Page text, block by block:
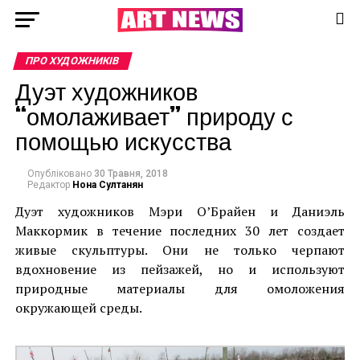
ПРО ХУДОЖНИКІВ
Дуэт художников
“омолаживает” природу с
помощью искусства
Опубліковано 30 Травня, 2018
Редактор Нона Султанян
Дуэт художников Мэри О’Брайен и Даниэль
Маккормик в течение последних 30 лет создает
живые скульптуры. Они не только черпают
вдохновение из пейзажей, но и используют
природные материалы для омоложения
окружающей среды.